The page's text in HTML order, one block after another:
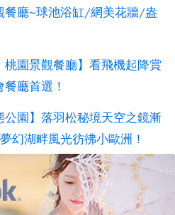
餐廳~球池浴缸/網美花牆/盎
桃園景觀餐廳】看飛機起降賞
廳首選！
公園】落羽松秘境天空之鏡漸
幻湖畔風光彷彿小歐洲！